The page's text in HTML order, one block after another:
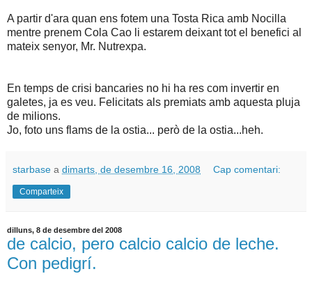
A partir d'ara quan ens fotem una Tosta Rica amb Nocilla
mentre prenem Cola Cao li estarem deixant tot el benefici al
mateix senyor, Mr. Nutrexpa.
En temps de crisi bancaries no hi ha res com invertir en
galetes, ja es veu. Felicitats als premiats amb aquesta pluja
de milions.
Jo, foto uns flams de la ostia... però de la ostia...heh.
starbase a dimarts, de desembre 16, 2008 Cap comentari:
Comparteix
dilluns, 8 de desembre del 2008
de calcio, pero calcio calcio de leche.
Con pedigrí.